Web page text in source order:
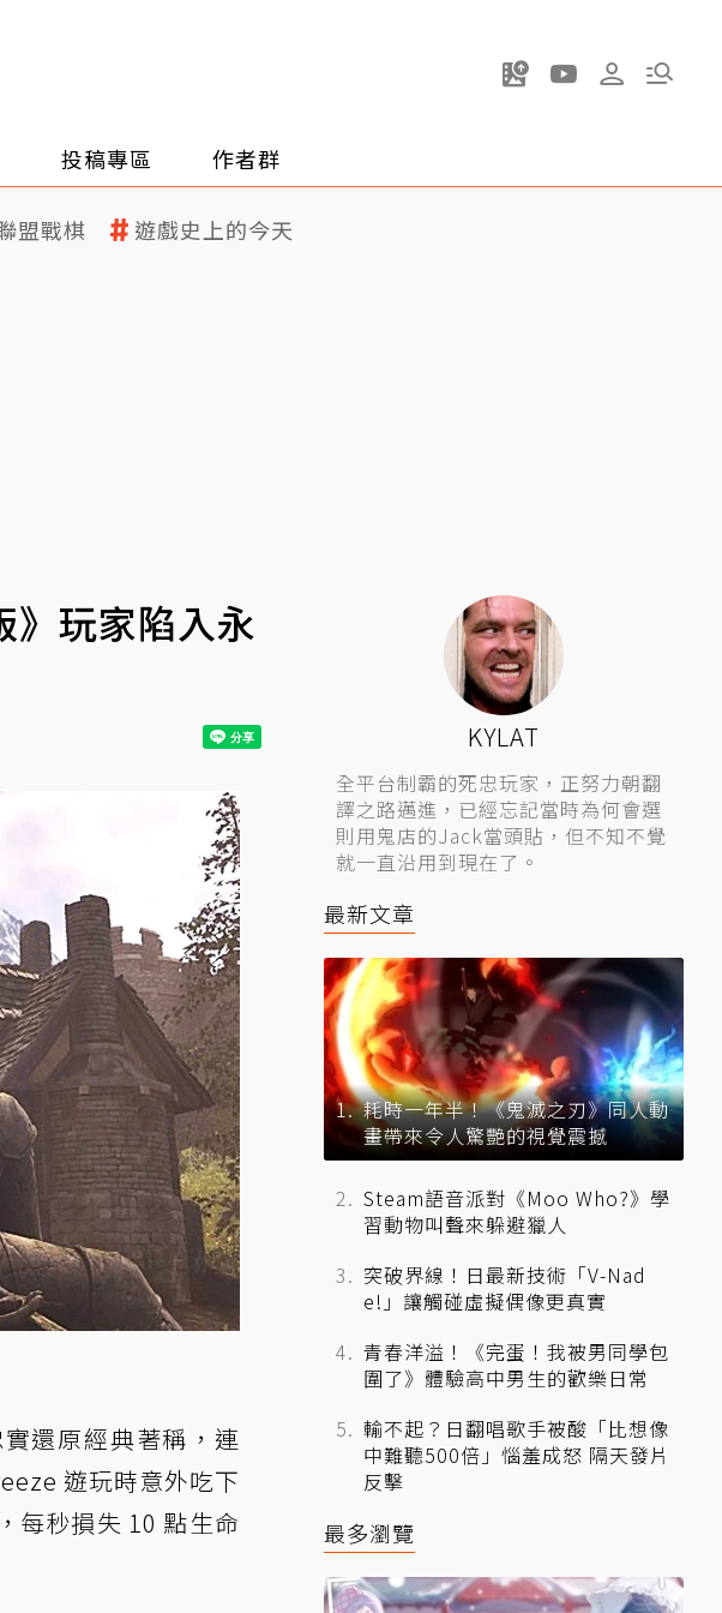
投稿專區 作者群
盟戰棋 遊戲史上的今天
》玩家陷入永
還原經典著稱，連
遊玩時意外吃下
每秒損失 10 點生命
KYLAT
全平台制霸的死忠玩家，正努力朝翻
譯之路邁進，已經忘記當時為何會選
則用鬼店的Jack當頭貼，但不知不覺
就一直沿用到現在了。
最新文章
耗時一年半！《鬼滅之刃》同人動
畫帶來令人驚艷的視覺震撼
Steam語音派對《Moo Who?》學
習動物叫聲來躲避獵人
突破界線！日最新技術「V-Nad
e!」讓觸碰虛擬偶像更真實
青春洋溢！《完蛋！我被男同學包
圍了》體驗高中男生的歡樂日常
輸不起？日翻唱歌手被酸「比想像
中難聽500倍」惱羞成怒 隔天發片
反擊
最多瀏覽